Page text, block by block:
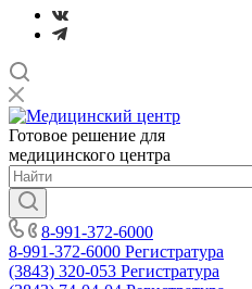
Готовое решение для
медицинского центра
8-991-372-6000
8-991-372-6000 Регистратура
(3843) 320-053 Регистратура